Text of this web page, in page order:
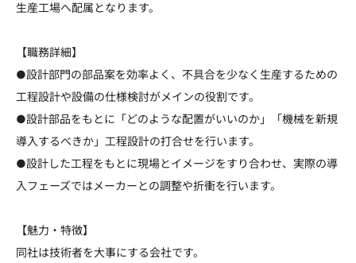
生産工場へ配属となります。
【職務詳細】
●設計部門の部品案を効率よく、不具合を少なく生産するための
工程設計や設備の仕様検討がメインの役割です。
●設計部品をもとに「どのような配置がいいのか」「機械を新規
導入するべきか」工程設計の打合せを行います。
●設計した工程をもとに現場とイメージをすり合わせ、実際の導
入フェーズではメーカーとの調整や折衝を行います。
【魅力・特徴】
同社は技術者を大事にする会社です。